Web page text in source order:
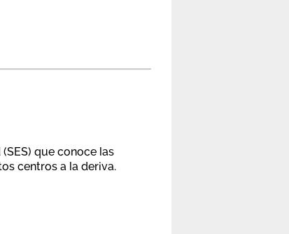
que conoce las
centros a la deriva.